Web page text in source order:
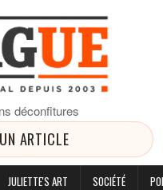
déconfitures
ARTICLE
JULIETTE'S ART SOCIÉTÉ